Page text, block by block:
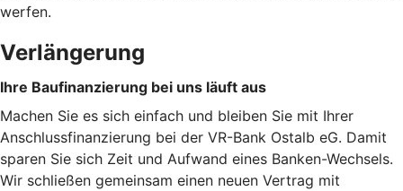
werfen.
Verlängerung
Ihre Baufinanzierung bei uns läuft aus
Machen Sie es sich einfach und bleiben Sie mit Ihrer
Anschlussfinanzierung bei der VR-Bank Ostalb eG. Damit
sparen Sie sich Zeit und Aufwand eines Banken-Wechsels.
Wir schließen gemeinsam einen neuen Vertrag mit